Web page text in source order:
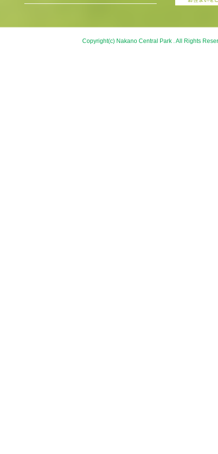
Copyright(c) Nakano Central Park . All Rights